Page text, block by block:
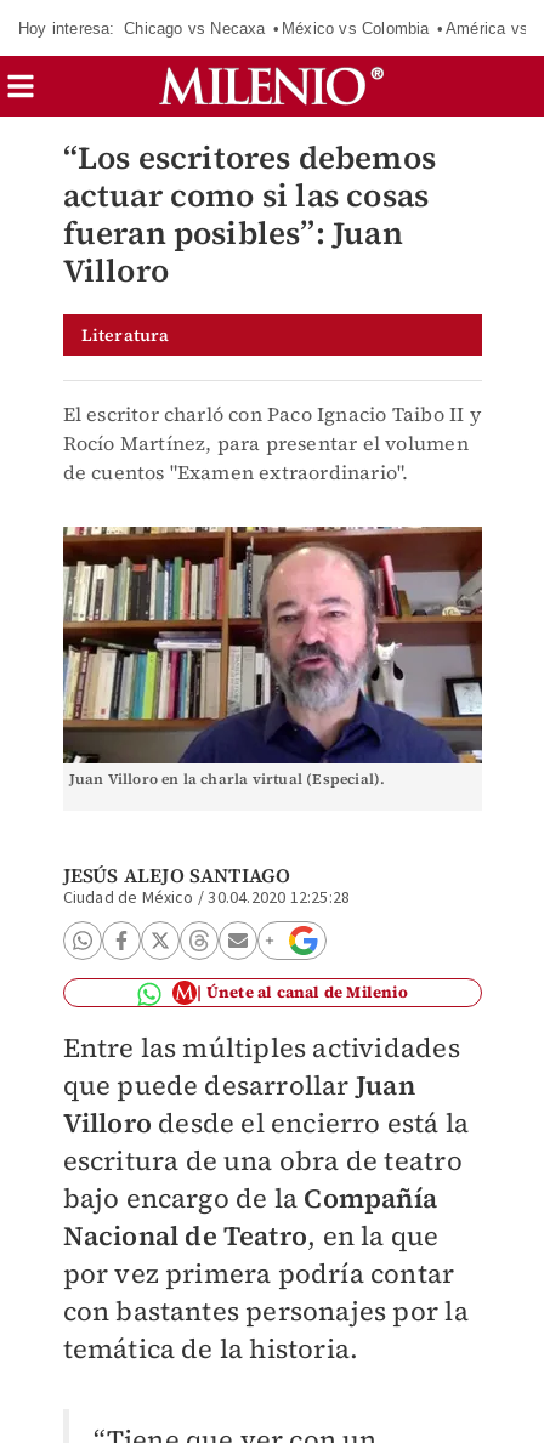
Hoy interesa: Chicago vs Necaxa México vs Colombia América vs
“Los escritores debemos
actuar como si las cosas
fueran posibles”: Juan
Villoro
Literatura
El escritor charló con Paco Ignacio Taibo II y
Rocío Martínez, para presentar el volumen
de cuentos "Examen extraordinario".
Juan Villoro en la charla virtual (Especial).
JESÚS ALEJO SANTIAGO
Ciudad de México /30.04.2020 12:25:28
Únete al canal de Milenio
Entre las múltiples actividades
que puede desarrollar Juan
Villoro desde el encierro está la
escritura de una obra de teatro
bajo encargo de la Compañía
Nacional de Teatro, en la que
por vez primera podría contar
con bastantes personajes por la
temática de la historia.